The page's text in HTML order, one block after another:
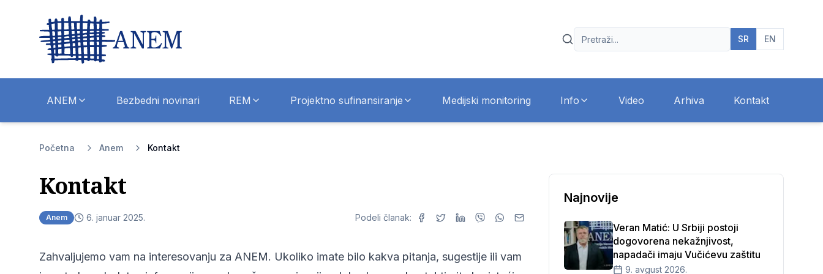
SR EN
ANEM Bezbedni novinari REM Projektno sufinansiranje Medijski monitoring Info Video Arhiva Kontakt
Početna Anem Kontakt
Kontakt
Anem 6. januar 2025. Podeli članak:
Zahvaljujemo vam na interesovanju za ANEM. Ukoliko imate bilo kakva pitanja, sugestije ili vam
Najnovije
Veran Matić: U Srbiji postoji
dogovorena nekažnjivost,
napadači imaju Vučićevu zaštitu
9. avgust 2026.